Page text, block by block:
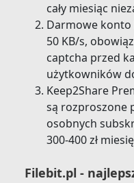
cały miesiąc
Darmowe konto
50 KB/s,
captcha przed
użytkowników
Keep2Share
są rozproszone
osobnych
300-400 zł
Filebit.pl -